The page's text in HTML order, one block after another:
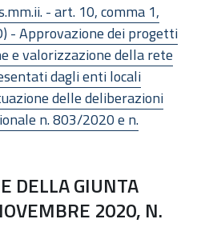
- art. 10, comma 1,
- Approvazione dei progetti
e valorizzazione della rete
dagli enti locali
delle deliberazioni
n. 803/2020 e n.
DELLA GIUNTA
2020, N.